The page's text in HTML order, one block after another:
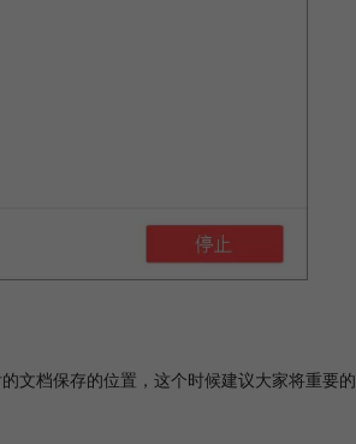
文档保存的位置，这个时候建议大家将重要的